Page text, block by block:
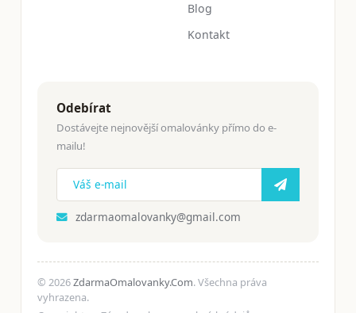
Blog
Kontakt
Odebírat
Dostávejte nejnovější omalovánky přímo do e-
mailu!
zdarmaomalovanky@gmail.com
© 2026ZdarmaOmalovanky.Com. Všechna práva
vyhrazena.